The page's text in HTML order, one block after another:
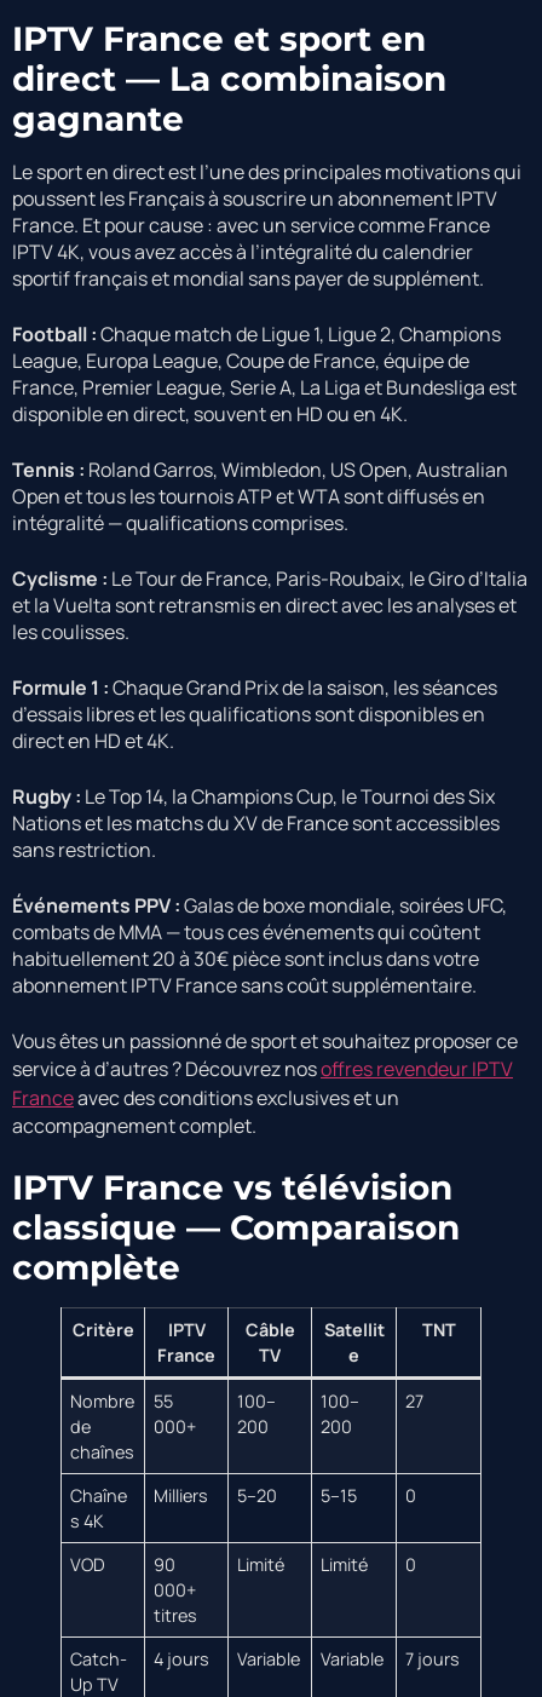
IPTV France et sport en
direct — La combinaison
gagnante
Le sport en direct est l’une des principales motivations qui
poussent les Français à souscrire un abonnement IPTV
France. Et pour cause : avec un service comme France
IPTV 4K, vous avez accès à l’intégralité du calendrier
sportif français et mondial sans payer de supplément.
Football :Chaque match de Ligue 1, Ligue 2, Champions
League, Europa League, Coupe de France, équipe de
France, Premier League, Serie A, La Liga et Bundesliga est
disponible en direct, souvent en HD ou en 4K.
Tennis : Roland Garros, Wimbledon, US Open, Australian
Open et tous les tournois ATP et WTA sont diffusés en
intégralité — qualifications comprises.
Cyclisme : Le Tour de France, Paris-Roubaix, le Giro d’Italia
et la Vuelta sont retransmis en direct avec les analyses et
les coulisses.
Formule 1 :Chaque Grand Prix de la saison, les séances
d’essais libres et les qualifications sont disponibles en
direct en HD et 4K.
Rugby : Le Top 14, la Champions Cup, le Tournoi des Six
Nations et les matchs du XV de France sont accessibles
sans restriction.
Événements PPV :Galas de boxe mondiale, soirées UFC,
combats de MMA — tous ces événements qui coûtent
habituellement 20 à 30€ pièce sont inclus dans votre
abonnement IPTV France sans coût supplémentaire.
Vous êtes un passionné de sport et souhaitez proposer ce
service à d’autres ? Découvrez nosoffres revendeur IPTV
Franceavec des conditions exclusives et un
accompagnement complet.
IPTV France vs télévision
classique — Comparaison
complète
Critère
IPTV
France
Câble
TV
Satellit
e
TNT
Nombre
de
chaînes
55
000+
100–
200
100–
200
27
Chaîne
s 4K
Milliers 5–20 5–15 0
VOD
90
000+
titres
Limité Limité 0
Catch-
Up TV
4 jours Variable Variable 7 jours